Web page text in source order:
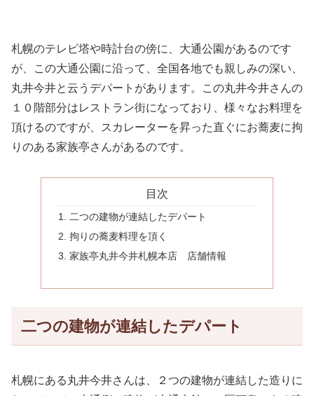
札幌のテレビ塔や時計台の傍に、大通公園があるのです
が、この大通公園に沿って、全国各地でも親しみの深い、
丸井今井と云うデパートがあります。この丸井今井さんの
１０階部分はレストラン街になっており、様々なお料理を
頂けるのですが、スカレーターを昇った直ぐにお蕎麦に拘
りのある家族亭さんがあるのです。
目次
二つの建物が連結したデパート
拘りの蕎麦料理を頂く
家族亭丸井今井札幌本店 店舗情報
二つの建物が連結したデパート
札幌にある丸井今井さんは、２つの建物が連結した造りに